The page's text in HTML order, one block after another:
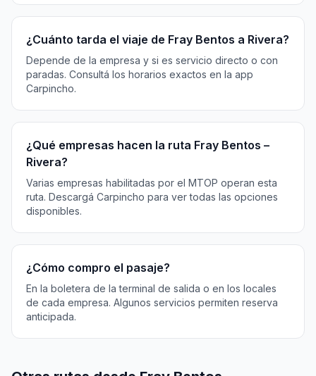
¿Cuánto tarda el viaje de Fray Bentos a Rivera?
Depende de la empresa y si es servicio directo o con
paradas. Consultá los horarios exactos en la app
Carpincho.
¿Qué empresas hacen la ruta Fray Bentos –
Rivera?
Varias empresas habilitadas por el MTOP operan esta
ruta. Descargá Carpincho para ver todas las opciones
disponibles.
¿Cómo compro el pasaje?
En la boletera de la terminal de salida o en los locales
de cada empresa. Algunos servicios permiten reserva
anticipada.